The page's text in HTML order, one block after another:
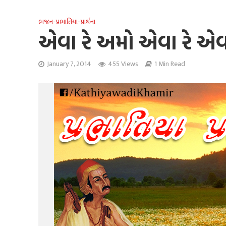
ભજન-પ્રભાતિયા-પ્રાર્થના
એવા રે અમો એવા રે
January 7, 2014 455 Views 1 Min Read